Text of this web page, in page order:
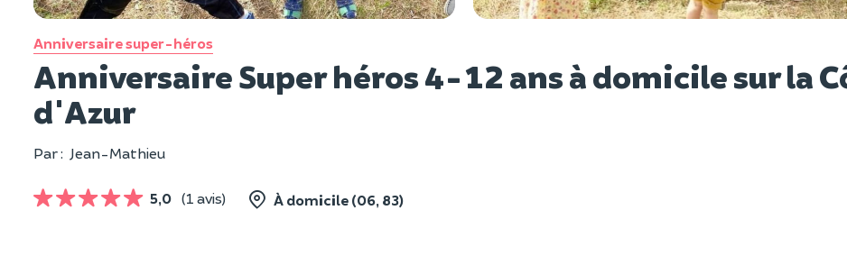
Anniversaire super-héros
Anniversaire Super héros 4-12 ans à domicile sur la
d'Azur
Par : Jean-Mathieu
5,0 (1 avis) À domicile (06, 83)